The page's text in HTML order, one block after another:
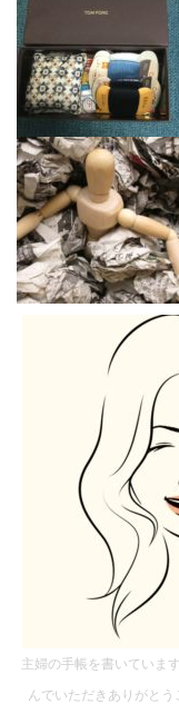
主婦の手帳を書いていま
んでいただきありがと